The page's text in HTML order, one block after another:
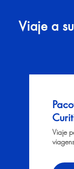
Viaje a
Viaje